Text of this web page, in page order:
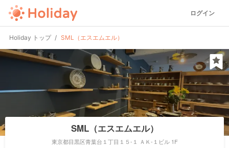
ログイン
Holiday トップ SML（エスエムエル）
SML（エスエムエル）
東京都目黒区青葉台１丁目１５-１ ＡＫ-１ビル 1F